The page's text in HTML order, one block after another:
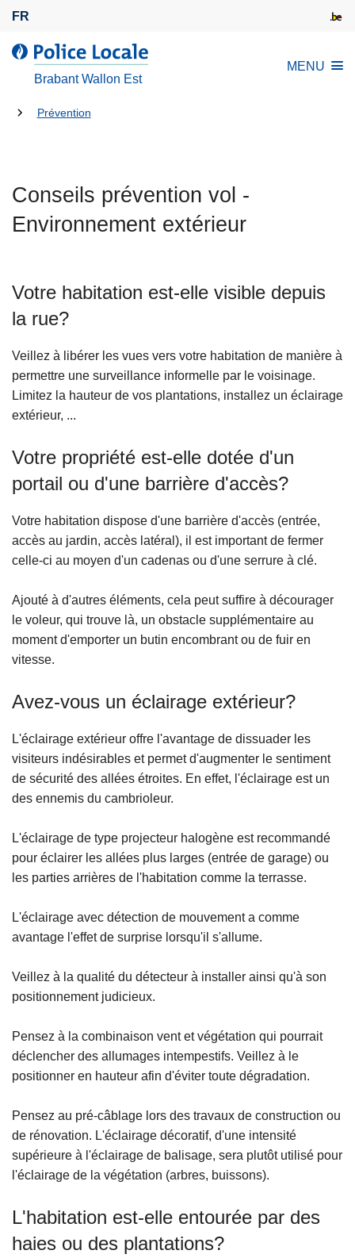
FR
L
o
e
o
l
e
Brabant Wallon Est
MENU
Tu
Prévention
Conseils prévention vol -
Environnement extérieur
Votre habitation est-elle visible depuis
la rue?
Veillez à libérer les vues vers votre habitation de manière à
permettre une surveillance informelle par le voisinage.
Limitez la hauteur de vos plantations, installez un éclairage
extérieur, ...
Votre propriété est-elle dotée d'un
portail ou d'une barrière d'accès?
Votre habitation dispose d'une barrière d'accès (entrée,
accès au jardin, accès latéral), il est important de fermer
celle-ci au moyen d'un cadenas ou d'une serrure à clé.
Ajouté à d'autres éléments, cela peut suffire à décourager
le voleur, qui trouve là, un obstacle supplémentaire au
moment d'emporter un butin encombrant ou de fuir en
vitesse.
Avez-vous un éclairage extérieur?
L'éclairage extérieur offre l'avantage de dissuader les
visiteurs indésirables et permet d'augmenter le sentiment
de sécurité des allées étroites. En effet, l'éclairage est un
des ennemis du cambrioleur.
L'éclairage de type projecteur halogène est recommandé
pour éclairer les allées plus larges (entrée de garage) ou
les parties arrières de l'habitation comme la terrasse.
L'éclairage avec détection de mouvement a comme
avantage l'effet de surprise lorsqu'il s'allume.
Veillez à la qualité du détecteur à installer ainsi qu'à son
positionnement judicieux.
Pensez à la combinaison vent et végétation qui pourrait
déclencher des allumages intempestifs. Veillez à le
positionner en hauteur afin d'éviter toute dégradation.
Pensez au pré-câblage lors des travaux de construction ou
de rénovation. L'éclairage décoratif, d'une intensité
supérieure à l'éclairage de balisage, sera plutôt utilisé pour
l'éclairage de la végétation (arbres, buissons).
L'habitation est-elle entourée par des
haies ou des plantations?